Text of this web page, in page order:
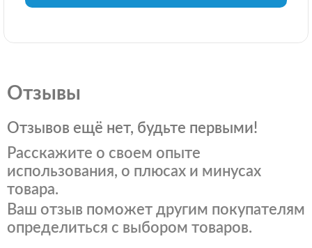
Отзывы
Отзывов ещё нет, будьте первыми!
Расскажите о своем опыте
использования, о плюсах и минусах
товара.
Ваш отзыв поможет другим покупателям
определиться с выбором товаров.